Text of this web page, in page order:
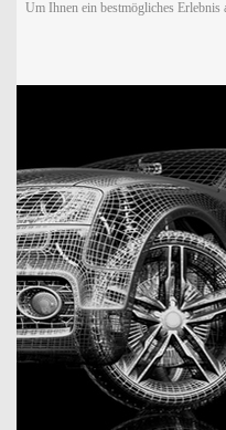
Um Ihnen ein bestmögliches